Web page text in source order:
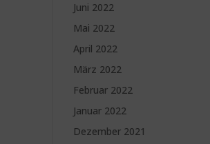
Juni 2022
Mai 2022
April 2022
März 2022
Februar 2022
Januar 2022
Dezember 2021